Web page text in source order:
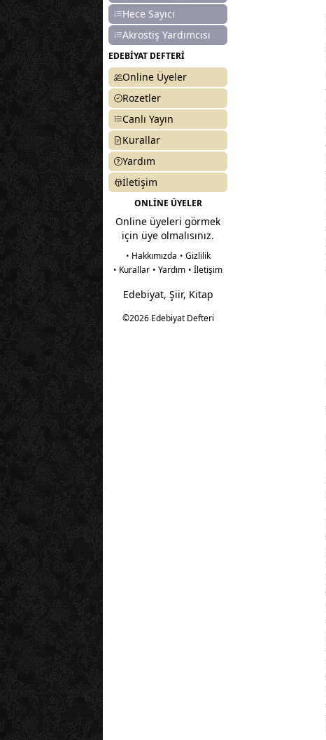
Hece Sayıcı
Akrostiş Yardımcısı
EDEBİYAT DEFTERİ
Online Üyeler
Rozetler
Canlı Yayın
Kurallar
Yardım
İletişim
ONLİNE ÜYELER
Online üyeleri görmek
için üye olmalısınız.
• Hakkımızda • Gizlilik
• Kurallar • Yardım • İletişim
Edebiyat, Şiir, Kitap
©2026 Edebiyat Defteri